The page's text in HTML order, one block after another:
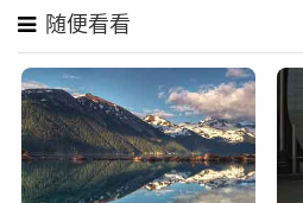
随便看看